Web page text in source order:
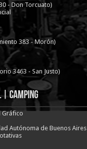
- Don Torcuato)
383 - Morón)
3463 - San Justo)
Camping
Gráfico
Autónoma de Buenos Aires